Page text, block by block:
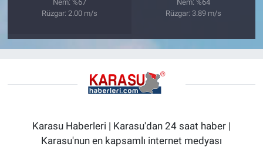
Nem: %67
Rüzgar: 2.00 m/s
Nem: %64
Rüzgar: 3.89 m/s
Karasu Haberleri | Karasu'dan 24 saat haber |
Karasu'nun en kapsamlı internet medyası